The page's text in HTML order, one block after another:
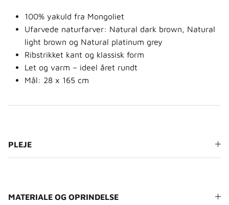
100% yakuld fra Mongoliet
Ufarvede naturfarver: Natural dark brown, Natural
light brown og Natural platinum grey
Ribstrikket kant og klassisk form
Let og varm – ideel året rundt
Mål: 28 x 165 cm
PLEJE
MATERIALE OG OPRINDELSE